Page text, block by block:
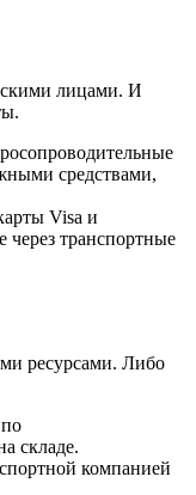
лицами. И
средствами,
Visa и
через транспортные
ресурсами. Либо
складе.
компанией